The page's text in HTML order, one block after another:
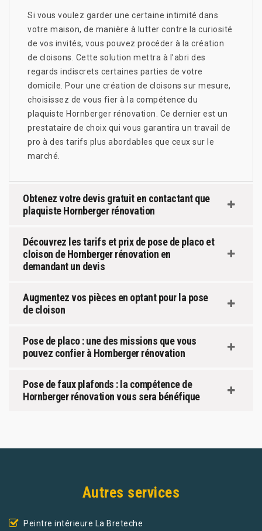
Si vous voulez garder une certaine intimité dans
votre maison, de manière à lutter contre la curiosité
de vos invités, vous pouvez procéder à la création
de cloisons. Cette solution mettra à l’abri des
regards indiscrets certaines parties de votre
domicile. Pour une création de cloisons sur mesure,
choisissez de vous fier à la compétence du
plaquiste Hornberger rénovation. Ce dernier est un
prestataire de choix qui vous garantira un travail de
pro à des tarifs plus abordables que ceux sur le
marché.
Obtenez votre devis gratuit en contactant que
plaquiste Hornberger rénovation
Découvrez les tarifs et prix de pose de placo et
cloison de Hornberger rénovation en
demandant un devis
Augmentez vos pièces en optant pour la pose
de cloison
Pose de placo : une des missions que vous
pouvez confier à Hornberger rénovation
Pose de faux plafonds : la compétence de
Hornberger rénovation vous sera bénéfique
Autres services
Peintre intérieure La Breteche